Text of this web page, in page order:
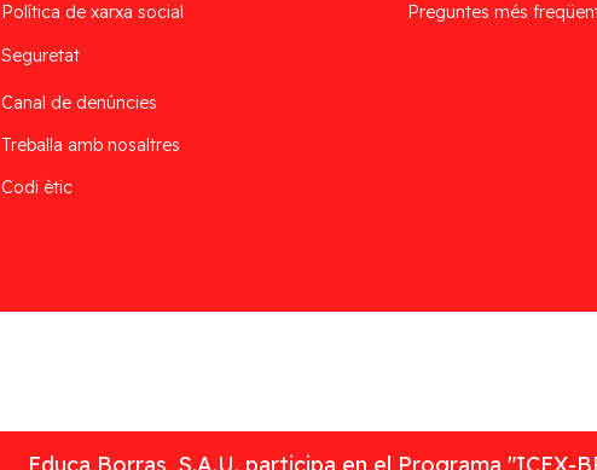
Política de xarxa social
Seguretat
Canal de denúncies
Treballa amb nosaltres
Codi ètic
Preguntes més